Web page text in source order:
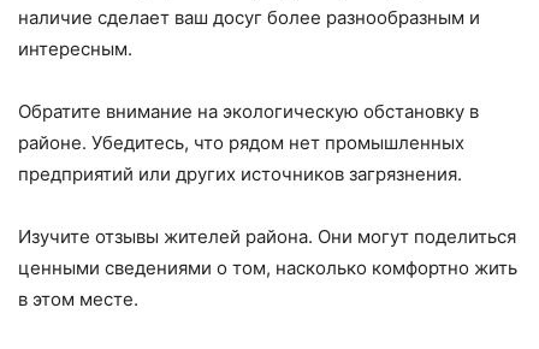
наличие сделает ваш досуг более разнообразным и
интересным.
Обратите внимание на экологическую обстановку в
районе. Убедитесь, что рядом нет промышленных
предприятий или других источников загрязнения.
Изучите отзывы жителей района. Они могут поделиться
ценными сведениями о том, насколько комфортно жить
в этом месте.